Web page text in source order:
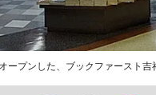
ープンした、ブックファースト吉